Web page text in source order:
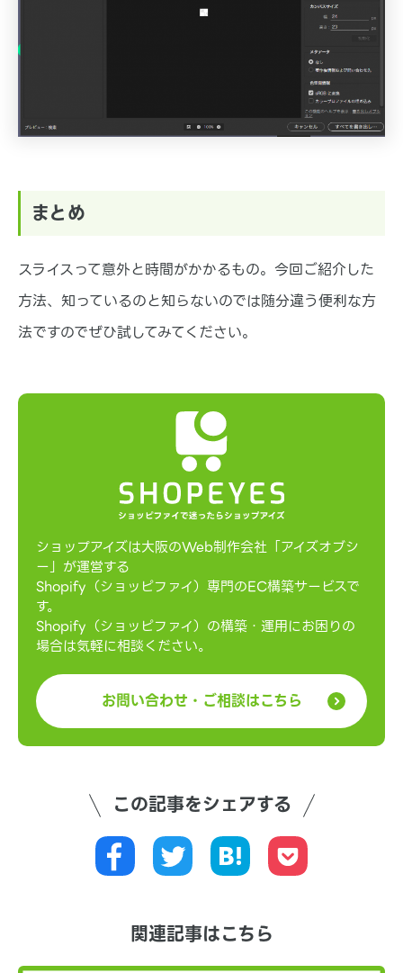
まとめ
スライスって意外と時間がかかるもの。今回ご紹介した
方法、知っているのと知らないのでは随分違う便利な方
法ですのでぜひ試してみてください。
ショップアイズは大阪のWeb制作会社「アイズオブシ
ー」が運営する
Shopify（ショッピファイ）専門のEC構築サービスで
す。
Shopify（ショッピファイ）の構築・運用にお困りの
場合は気軽に相談ください。
お問い合わせ・ご相談はこちら
この記事をシェアする
関連記事はこちら